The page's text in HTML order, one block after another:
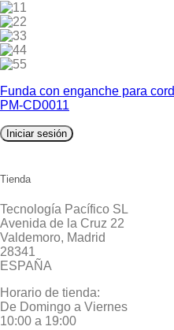
1
2
3
4
5
Funda con enganche para
PM-CD0011
Iniciar sesión
Tienda
Tecnología Pacífico SL
Avenida de la Cruz 22
Valdemoro, Madrid
28341
ESPAÑA
Horario de tienda:
De Domingo a Viernes
10:00 a 19:00